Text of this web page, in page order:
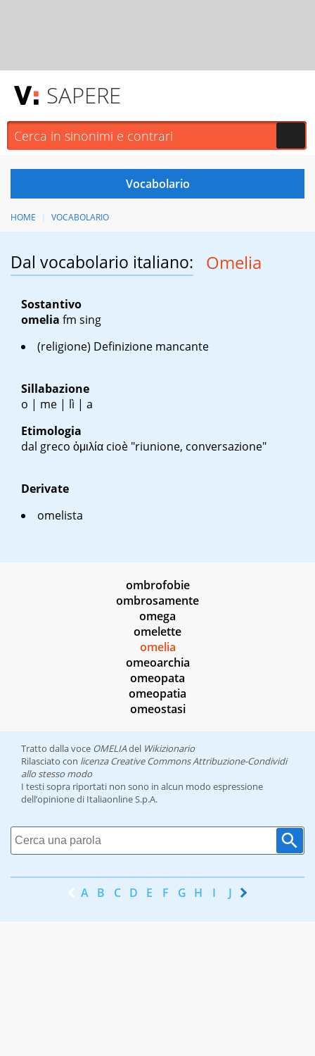
SAPERE
HOME VOCABOLARIO
Dal vocabolario italiano: Omelia
Sostantivo
omelia fm sing
(religione) Definizione mancante
Sillabazione
o | me | lì | a
Etimologia
dal greco ὁμιλία cioè "riunione, conversazione"
Derivate
omelista
ombrofobie
ombrosamente
omega
omelette
omelia
omeoarchia
omeopata
omeopatia
omeostasi
Tratto dalla voce OMELIAdel Wikizionario
Rilasciato con licenza Creative Commons Attribuzione-Condividi
allo stesso modo
I testi sopra riportati non sono in alcun modo espressione
dell’opinione di Italiaonline S.p.A.
A B C D E F G H I J K